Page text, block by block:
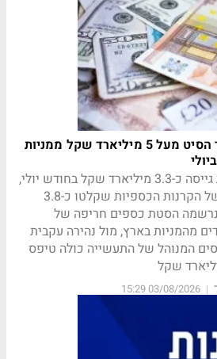
לאן זורם הכסף: הציבור הסיט מעל 5 מיליארד שקל ממניות
תעשיית קרנות הנאמנות גייסה כ-3.3 מיליארד שקל בחודש יולי,
בהובלה בלתי מעורערת של הקרנות הכספיות שקלטו כ-3.8
הסטת כספים חריפה של
מהמניות בארץ, מול נהירה עקבית
המנוהל של התעשייה כולה טיפס
|
03/08/2026 15:29